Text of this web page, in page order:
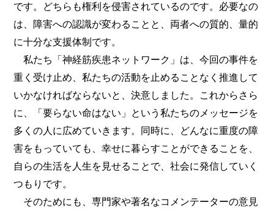
です。どちらも権利を侵害されているのです。必要なの
は、障害への認識が変わることと、両者への質的、量的
に十分な支援体制です。
私たち「神経筋疾患ネットワーク」は、今回の事件を
重く受け止め、私たちの活動を止めることなく推進して
いかなければならないと、決意しました。これからさら
に、「要らない命はない」という私たちのメッセージを
多くの人に広めていきます。同時に、どんなに重度の障
害をもっていても、幸せに暮らすことができることを、
自らの生活を人生を見せることで、社会に発信していく
つもりです。
そのためにも、専門家や著名なコメンテーターの意見